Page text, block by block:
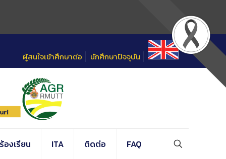
ผู้สนใจเข้าศึกษาต่อ นักศึกษาปัจจุบัน
องเรียน ITA ติดต่อ FAQ